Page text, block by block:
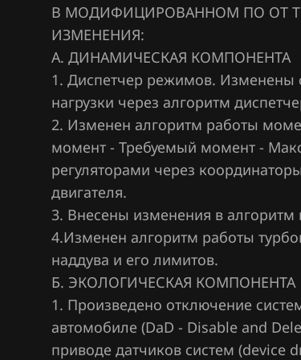
GMC
Great Wall
Groz
Haima
Hawtai
Honda
Hongqi
Howo
Hummer
Hyundai
В МОДИФИЦИРОВАННОМ ПО ОТ
ИЗМЕНЕНИЯ:
А. ДИНАМИЧЕСКАЯ КОМПОНЕНТА
1. Диспетчер режимов. Изменены
нагрузки через алгоритм
2. Изменен алгоритм работы
момент - Требуемый момент -
регуляторами через
двигателя.
3. Внесены изменения в
4.Изменен алгоритм работы
наддува и его лимитов.
Б. ЭКОЛОГИЧЕСКАЯ КОМПОНЕНТА
1. Произведено отключение
автомобиле (DaD - Disable and
приводе датчиков систем (device